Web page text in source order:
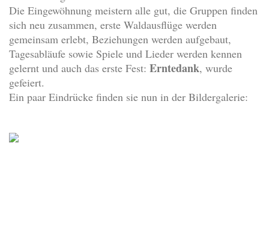
Die Eingewöhnung meistern alle gut, die Gruppen finden
sich neu zusammen, erste Waldausflüge werden
gemeinsam erlebt, Beziehungen werden aufgebaut,
Tagesabläufe sowie Spiele und Lieder werden kennen
gelernt und auch das erste Fest: Erntedank, wurde
gefeiert.
Ein paar Eindrücke finden sie nun in der Bildergalerie: